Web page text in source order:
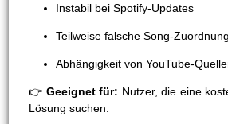
Instabil bei Spotify-Updates
Teilweise falsche Song-Zuordnung
Abhängigkeit von YouTube-
👉Geeignet für: Nutzer, die eine
Lösung suchen.